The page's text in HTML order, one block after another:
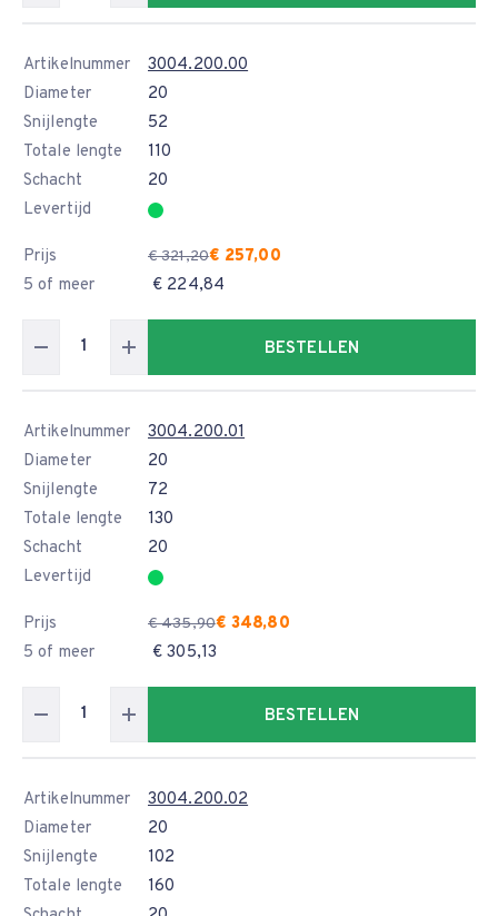
Artikelnummer
3004.200.00
Diameter
20
Snijlengte
52
Totale lengte
110
Schacht
20
Levertijd
Prijs € 321,20€ 257,00
5 of meer
€ 224,84
BESTELLEN
Artikelnummer
3004.200.01
Diameter
20
Snijlengte
72
Totale lengte
130
Schacht
20
Levertijd
Prijs € 435,90€ 348,80
5 of meer
€ 305,13
BESTELLEN
Artikelnummer
3004.200.02
Diameter
20
Snijlengte
102
Totale lengte
160